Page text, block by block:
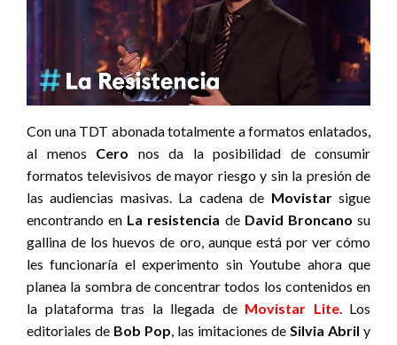
Con una TDT abonada totalmente a formatos enlatados,
al menos Cero nos da la posibilidad de consumir
formatos televisivos de mayor riesgo y sin la presión de
las audiencias masivas. La cadena de Movistarsigue
encontrando en La resistencia de David Broncano su
gallina de los huevos de oro, aunque está por ver cómo
les funcionaría el experimento sin Youtube ahora que
planea la sombra de concentrar todos los contenidos en
la plataforma tras la llegada de Movistar Lite. Los
editoriales de Bob Pop, las imitaciones de Silvia Abril y